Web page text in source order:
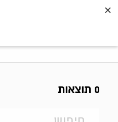
0 תוצאות